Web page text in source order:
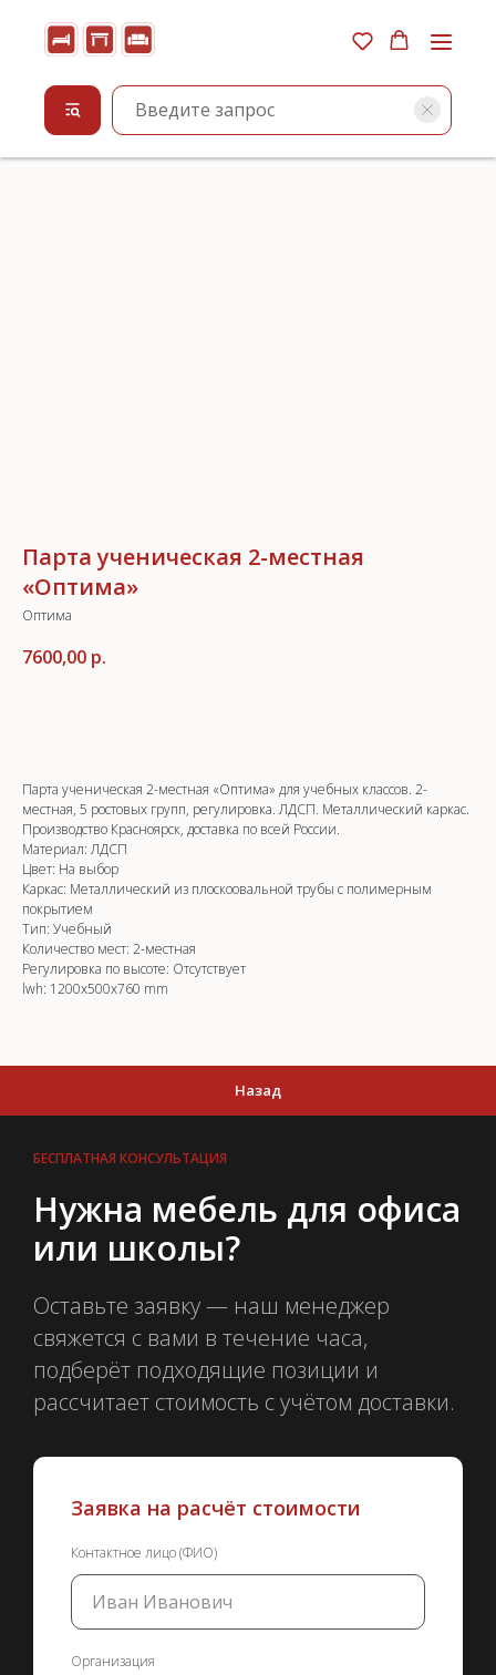
Парта ученическая 2-местная
«Оптима»
Оптима
7600,00 р.
Парта ученическая 2-местная «Оптима» для учебных классов. 2-
местная, 5 ростовых групп, регулировка. ЛДСП. Металлический каркас.
Производство Красноярск, доставка по всей России.
Материал: ЛДСП
Цвет: На выбор
Каркас: Металлический из плоскоовальной трубы с полимерным
покрытием
Тип: Учебный
Количество мест: 2-местная
Регулировка по высоте: Отсутствует
lwh: 1200x500x760 mm
Назад
БЕСПЛАТНАЯ КОНСУЛЬТАЦИЯ
Нужна мебель для офиса
или школы?
Оставьте заявку — наш менеджер
свяжется с вами в течение часа,
подберёт подходящие позиции и
рассчитает стоимость с учётом доставки.
Заявка на расчёт стоимости
Контактное лицо (ФИО)
Организация